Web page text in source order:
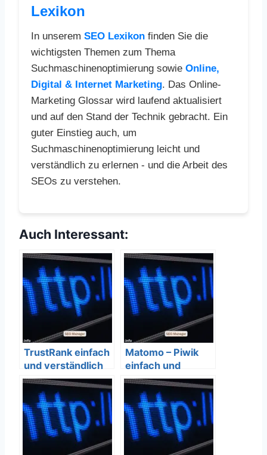
Lexikon
In unserem SEO Lexikon finden Sie die
wichtigsten Themen zum Thema
Suchmaschinenoptimierung sowie Online,
Digital & Internet Marketing. Das Online-
Marketing Glossar wird laufend aktualisiert
und auf den Stand der Technik gebracht. Ein
guter Einstieg auch, um
Suchmaschinenoptimierung leicht und
verständlich zu erlernen - und die Arbeit des
SEOs zu verstehen.
Auch Interessant:
TrustRank einfach
und verständlich
erklärt – SEO
Bedeutung
Matomo – Piwik
einfach und
verständlich
erklärt – SEO
Bedeutung